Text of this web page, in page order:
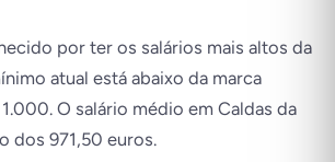
por ter os salários mais altos da
atual está abaixo da marca
O salário médio em Caldas da
dos 971,50 euros.